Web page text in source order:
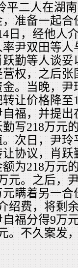
平二人在湖
准备一起
日，经他人
尹双田等
勤等人谈妥
权，之后
。当晚，
让价格降至
福，并提
写218万元
次日，尹
协议，肖
为218万元
元。之后，
元瞒着另一
绍费，将剩
福分得9万
。不久案发